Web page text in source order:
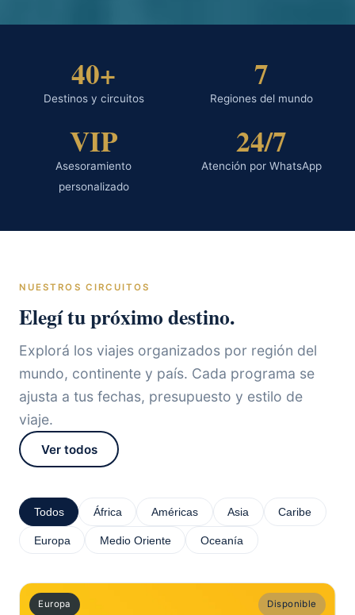
40+
Destinos y circuitos
7
Regiones del mundo
VIP
Asesoramiento
personalizado
24/7
Atención por WhatsApp
NUESTROS CIRCUITOS
Elegí tu próximo destino.
Explorá los viajes organizados por región del
mundo, continente y país. Cada programa se
ajusta a tus fechas, presupuesto y estilo de
viaje.
Ver todos
Todos África Américas Asia Caribe
Europa Medio Oriente Oceanía
Europa Disponible